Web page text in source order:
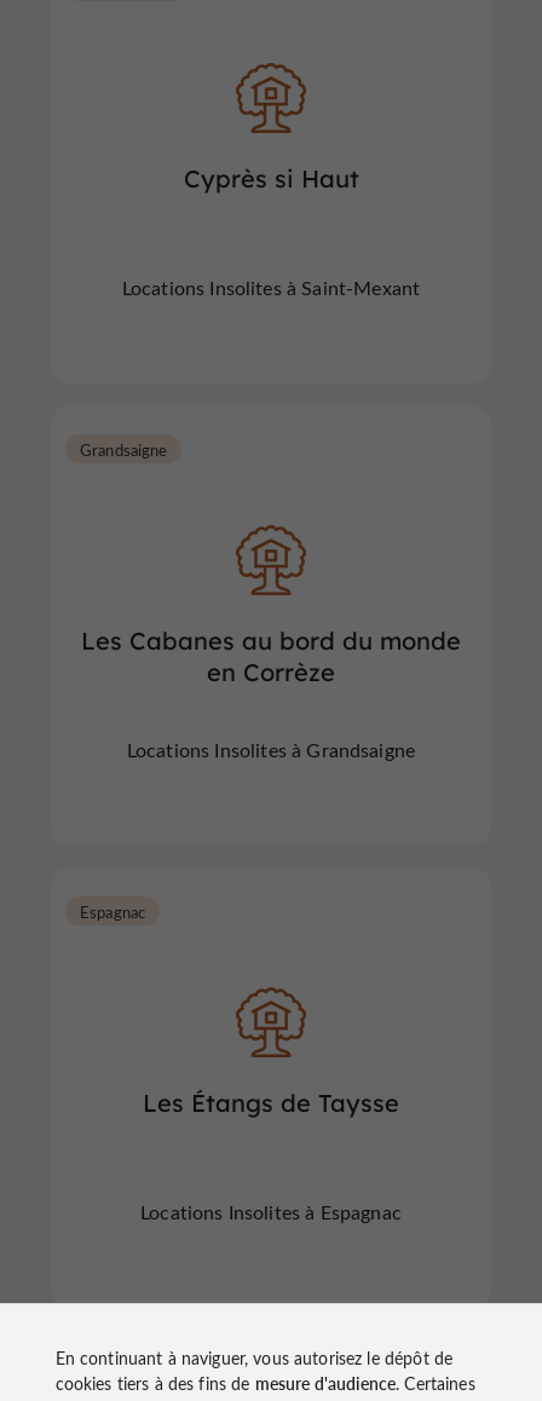
Cyprès si Haut
Locations Insolites à Saint-Mexant
Les Cabanes au bord du monde
en Corrèze
Grandsaigne
Locations Insolites à Grandsaigne
Les Étangs de Taysse
Espagnac
Locations Insolites à Espagnac
Sainte-Féréole
En continuant à naviguer, vous autorisez le dépôt de
cookies tiers à des fins de mesure d'audience. Certaines